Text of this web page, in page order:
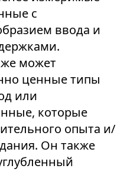
с
ввода и
может
ценные типы
или
которые
опыта и/
Он также